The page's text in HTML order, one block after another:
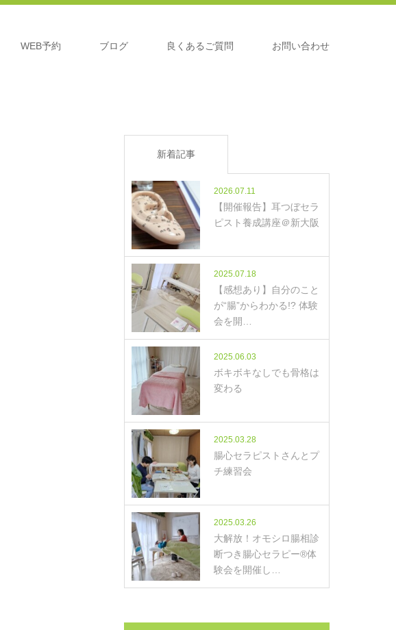
WEB予約 ブログ 良くあるご質問 お問い合わせ
新着記事
2026.07.11
【開催報告】耳つぼセラ
ピスト養成講座＠新大阪
2025.07.18
【感想あり】自分のこと
が“腸”からわかる!? 体験
会を開…
2025.06.03
ボキボキなしでも骨格は
変わる
2025.03.28
腸心セラピストさんとプ
チ練習会
2025.03.26
大解放！オモシロ腸相診
断つき腸心セラピー®体
験会を開催し…